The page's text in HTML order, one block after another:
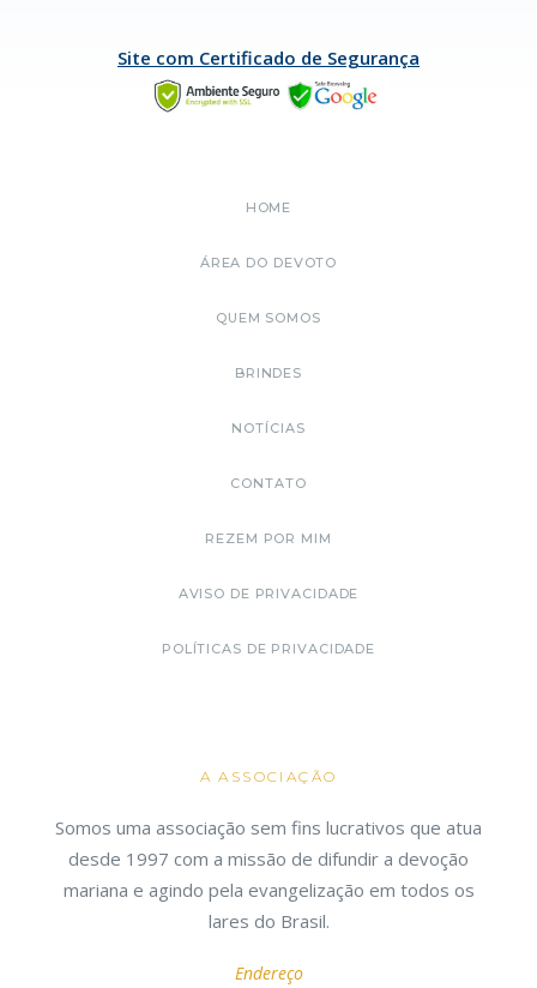
Site com Certificado de Segurança
HOME
ÁREA DO DEVOTO
QUEM SOMOS
BRINDES
NOTÍCIAS
CONTATO
REZEM POR MIM
AVISO DE PRIVACIDADE
POLÍTICAS DE PRIVACIDADE
A ASSOCIAÇÃO
Somos uma associação sem fins lucrativos que atua
desde 1997 com a missão de difundir a devoção
mariana e agindo pela evangelização em todos os
lares do Brasil.
Endereço